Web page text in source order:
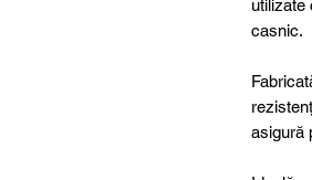
utilizate
casnic.
asigură